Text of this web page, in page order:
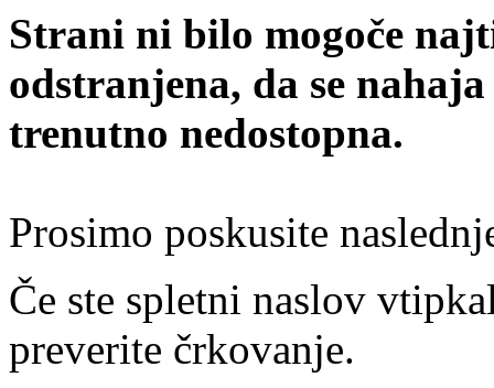
Strani ni bilo mogoče
odstranjena, da se
trenutno nedostopna.
Prosimo poskusite
Če ste spletni naslov
preverite črkovanje.